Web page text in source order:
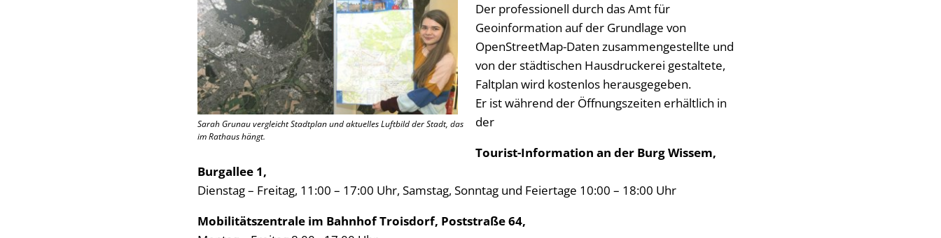
Sarah Grunau vergleicht Stadtplan und aktuelles Luftbild der Stadt, das
im Rathaus hängt.
Der professionell durch das Amt für
Geoinformation auf der Grundlage von
OpenStreetMap-Daten zusammengestellte und
von der städtischen Hausdruckerei gestaltete,
Faltplan wird kostenlos herausgegeben.
Er ist während der Öffnungszeiten erhältlich in
der
Tourist-Information an der Burg Wissem,
Burgallee 1,
Dienstag – Freitag, 11:00 – 17:00 Uhr, Samstag, Sonntag und Feiertage 10:00 – 18:00 Uhr
Mobilitätszentrale im Bahnhof Troisdorf, Poststraße 64,